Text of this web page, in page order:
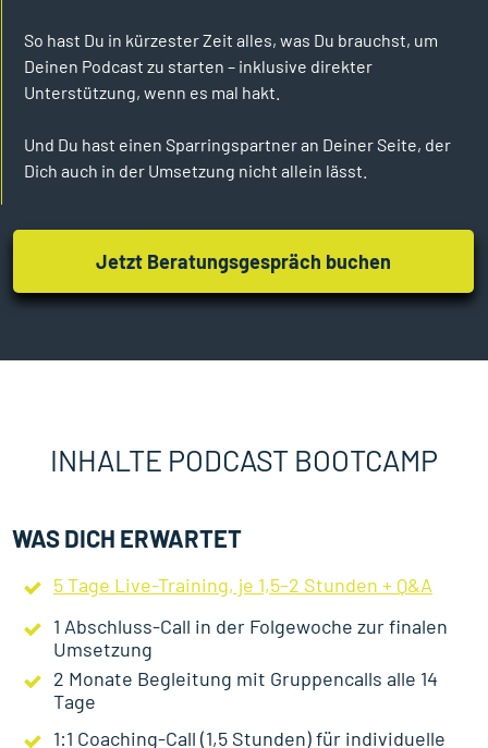
So hast Du in kürzester Zeit alles, was Du brauchst, um
Deinen Podcast zu starten – inklusive direkter
Unterstützung, wenn es mal hakt.
Und Du hast einen Sparringspartner an Deiner Seite, der
Dich auch in der Umsetzung nicht allein lässt.
Jetzt Beratungsgespräch buchen
INHALTE PODCAST BOOTCAMP
WAS DICH ERWARTET
5 Tage Live-Training, je 1,5–2 Stunden + Q&A
1 Abschluss-Call in der Folgewoche zur finalen
Umsetzung
2 Monate Begleitung mit Gruppencalls alle 14
Tage
1:1 Coaching-Call (1,5 Stunden) für individuelle